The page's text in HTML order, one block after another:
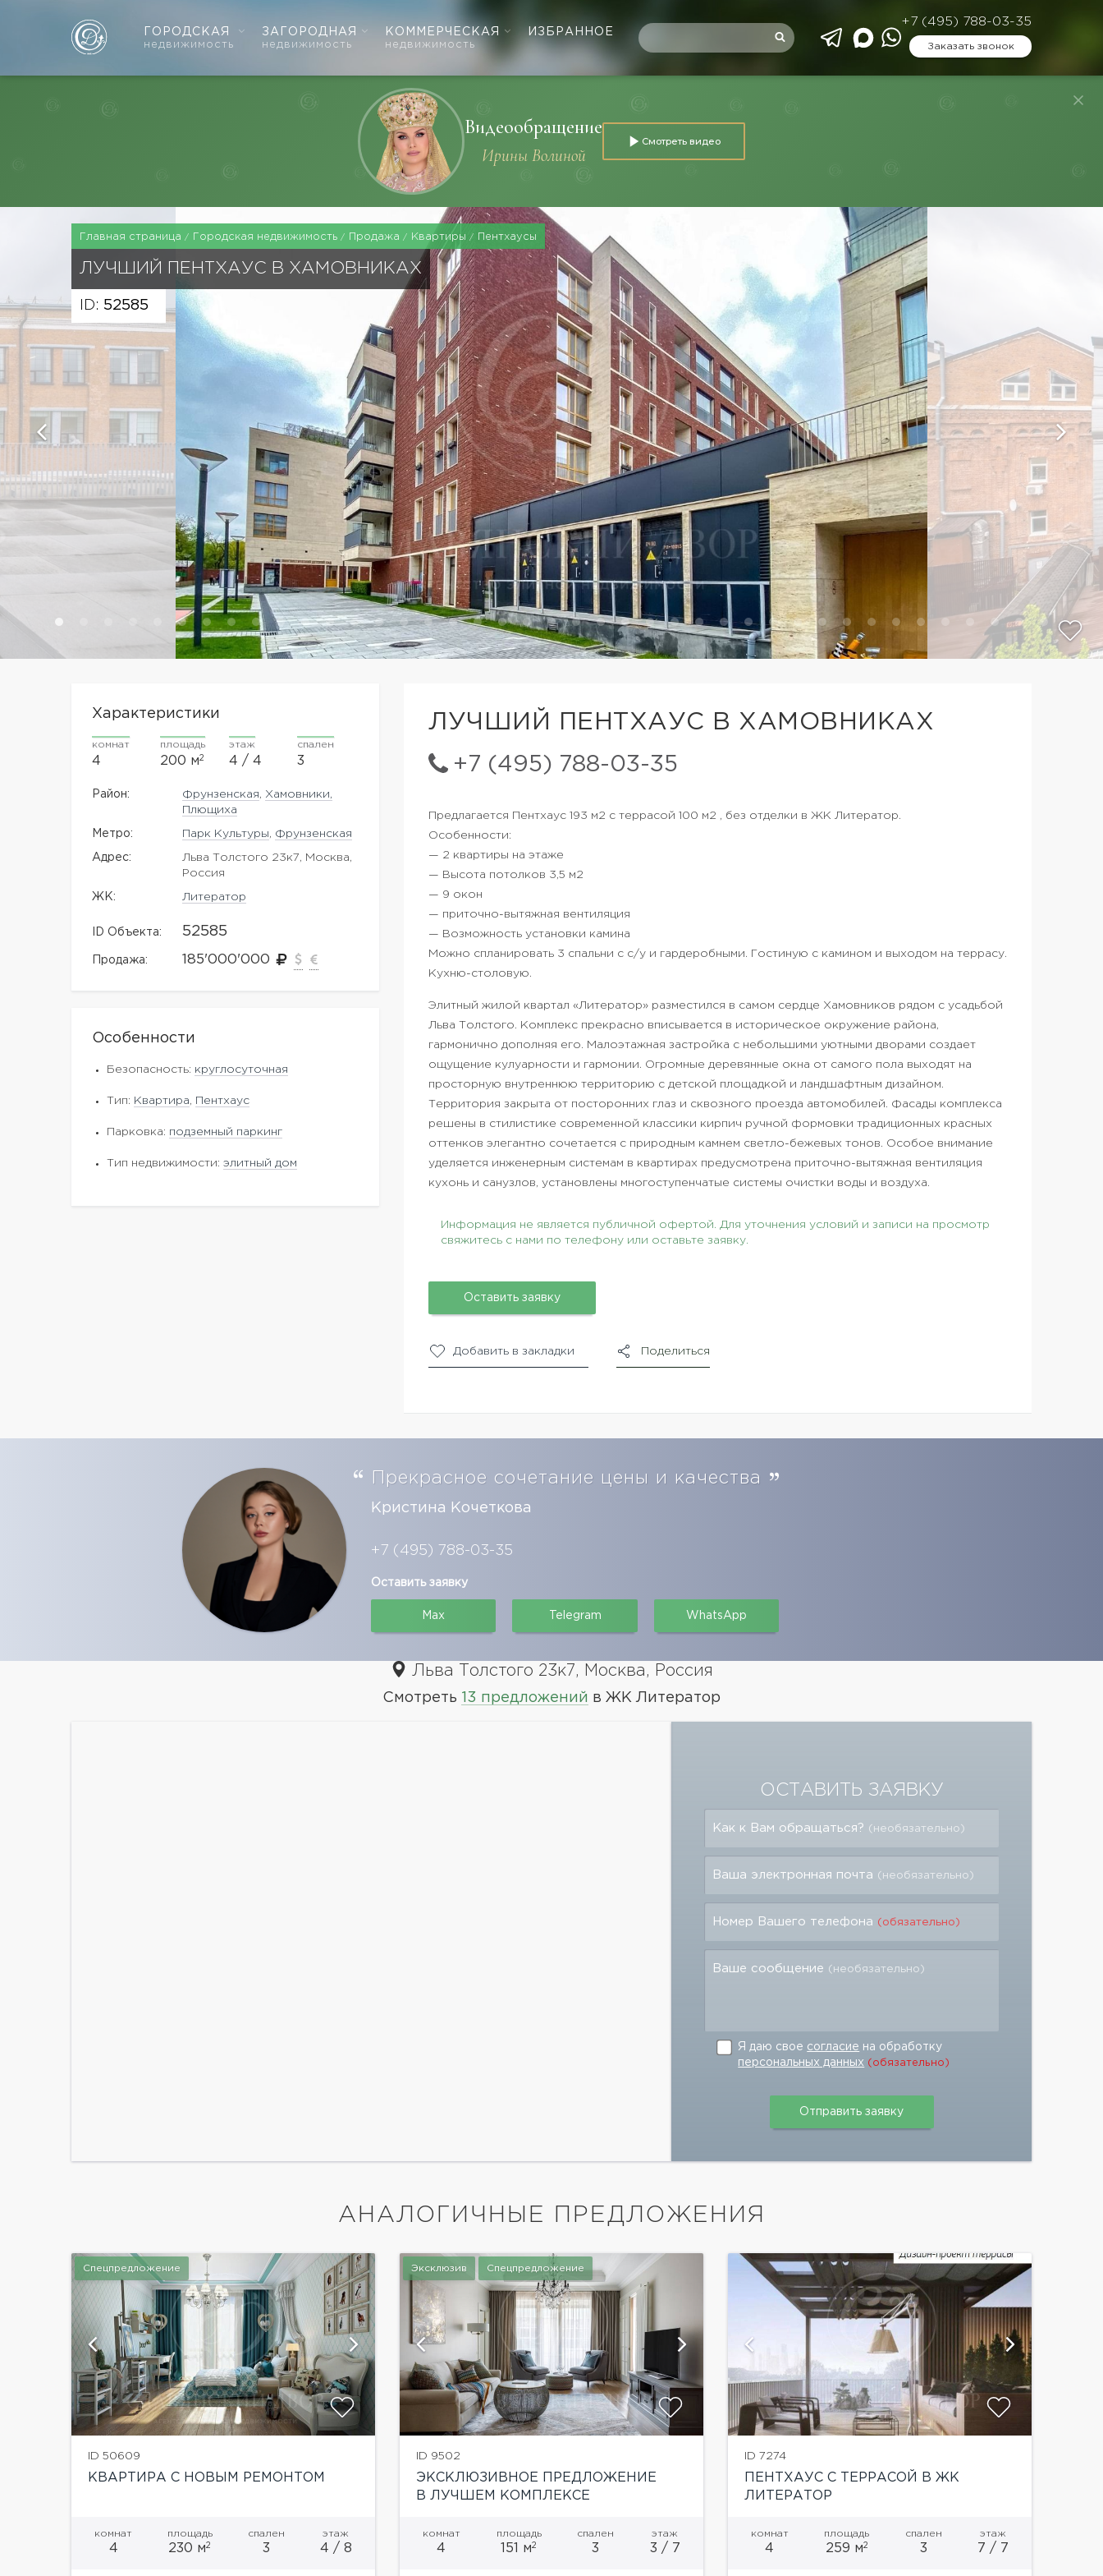
ГОРОДСКАЯ
недвижимость
ЗАГОРОДНАЯ
недвижимость
КОММЕРЧЕСКАЯ
недвижимость
ИЗБРАННОЕ
+7 (495) 788-03-35
Заказать звонок
Видеообращение
Ирины Волиной
Смотреть видео
Главная страница Городская недвижимость Продажа Квартиры Пентхаусы
ЛУЧШИЙ ПЕНТХАУС В ХАМОВНИКАХ
ID: 52585
ЛУЧШИЙ ПЕНТХАУС В ХАМОВНИКАХ
+7 (495) 788-03-35
Характеристики
комнат
4
площадь
200 м2
этаж
4 / 4
спален
3
Район: Фрунзенская
Хамовники,
Плющиха
Метро: Парк Культуры Фрунзенская
Адрес:
Льва Толстого 23к7, Москва,
Россия
ЖK: Литератор
ID Объекта: 52585
Продажа: 185'000'000
Особенности
Безопасность: круглосуточная
Тип: Квартира Пентхаус
Парковка: подземный паркинг
Тип недвижимости: элитный дом
Предлагается Пентхаус 193 м2 с террасой 100 м2 , без отделки в ЖК Литератор.
Особенности:
— 2 квартиры на этаже
— Высота потолков 3,5 м2
— 9 окон
— приточно-вытяжная вентиляция
— Возможность установки камина
Можно спланировать 3 спальни с с/у и гардеробными. Гостиную с камином и выходом на террасу.
Кухню-столовую.
Элитный жилой квартал «Литератор» разместился в самом сердце Хамовников рядом с усадьбой
Льва Толстого. Комплекс прекрасно вписывается в историческое окружение района,
гармонично дополняя его. Малоэтажная застройка с небольшими уютными дворами создает
ощущение кулуарности и гармонии. Огромные деревянные окна от самого пола выходят на
просторную внутреннюю территорию с детской площадкой и ландшафтным дизайном.
Территория закрыта от посторонних глаз и сквозного проезда автомобилей. Фасады комплекса
решены в стилистике современной классики кирпич ручной формовки традиционных красных
оттенков элегантно сочетается с природным камнем светло-бежевых тонов. Особое внимание
уделяется инженерным системам в квартирах предусмотрена приточно-вытяжная вентиляция
кухонь и санузлов, установлены многоступенчатые системы очистки воды и воздуха.
Информация не является публичной офертой. Для уточнения условий и записи на просмотр
свяжитесь с нами по телефону или оставьте заявку.
Оставить заявку
Добавить в закладки Поделиться
Прекрасное сочетание цены и качества
Кристина Кочеткова
+7 (495) 788-03-35
Оставить заявку
Max Telegram WhatsApp
Льва Толстого 23к7, Москва, Россия
Смотреть 13 предложений в ЖК Литератор
ОСТАВИТЬ ЗАЯВКУ
Как к Вам обращаться? (необязательно)
Ваша электронная почта (необязательно)
Номер Вашего телефона (обязательно)
Ваше сообщение (необязательно)
Я даю свое согласие на обработку
персональных данных (обязательно)
АНАЛОГИЧНЫЕ ПРЕДЛОЖЕНИЯ
Спецпредложение
ID 50609
КВАРТИРА С НОВЫМ РЕМОНТОМ
комнат
4
площадь
230 м2
спален
3
этаж
4 / 8
показать ещё 24 фотографии
Эксклюзив Спецпредложение
ID 9502
ЭКСКЛЮЗИВНОЕ ПРЕДЛОЖЕНИЕ
В ЛУЧШЕМ КОМПЛЕКСЕ
комнат
4
площадь
151 м2
спален
3
этаж
3 / 7
показать ещё 7 фотографий
ID 7274
ПЕНТХАУС С ТЕРРАСОЙ В ЖК
ЛИТЕРАТОР
комнат
4
площадь
259 м2
спален
3
этаж
7 / 7